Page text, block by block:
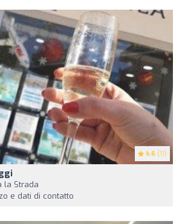
4.6 (11)
la Strada
e dati di contatto